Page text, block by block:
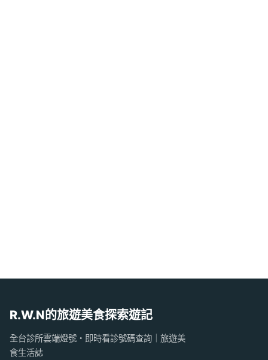
R.W.N的旅遊美食探索遊記
全台診所雲端燈號・即時看診號碼查詢｜旅遊美
食生活誌